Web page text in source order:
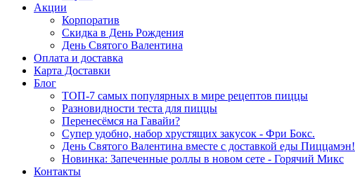
Акции
Корпоратив
Скидка в День Рождения
День Святого Валентина
Оплата и доставка
Карта Доставки
Блог
ТОП-7 самых популярных в мире рецептов пиццы
Разновидности теста для пиццы
Перенесёмся на Гавайи?
Супер удобно, набор хрустящих закусок - Фри Бокс.
День Святого Валентина вместе с доставкой еды Пиццамэн!
Новинка: Запеченные роллы в новом сете - Горячий Микс
Контакты